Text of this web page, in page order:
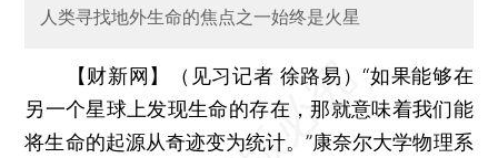
人类寻找地外生命的焦点之一始终是火星
【财新网】（见习记者 徐路易）“如果能够在
另一个星球上发现生命的存在，那就意味着我们能
将生命的起源从奇迹变为统计。”康奈尔大学物理系